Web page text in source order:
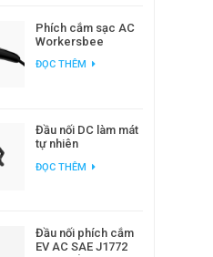
Phích cắm sạc AC
Workersbee
sạc EV tại nhà và nơi
ĐỌC THÊM
Đầu nối DC làm mát
tự nhiên
CCS2 để sạc nhanh
ĐỌC THÊM
Đầu nối phích cắm
EV AC SAE J1772